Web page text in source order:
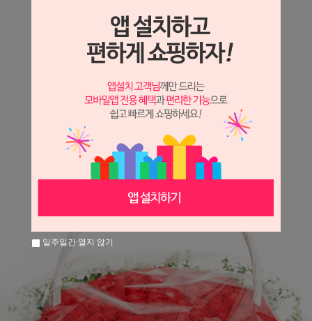
상세정보 새창 열기
상세 정보를 확대해 보실 수 있습니다.
※ 필독해주세요 ※
는 시세 변동에 따라 가격이 달라질 수 있으니
문의 후 주문 바랍니다.
일주일간 열지 않기